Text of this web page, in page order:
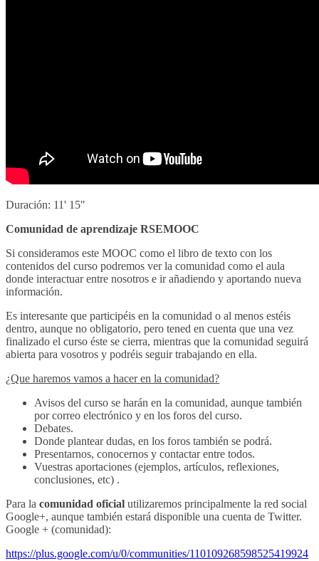
Duración: 11' 15"
Comunidad de aprendizaje RSEMOOC
Si consideramos este MOOC como el libro de texto con los
contenidos del curso podremos ver la comunidad como el aula
donde interactuar entre nosotros e ir añadiendo y aportando nueva
información.
Es interesante que participéis en la comunidad o al menos estéis
dentro, aunque no obligatorio, pero tened en cuenta que una vez
finalizado el curso éste se cierra, mientras que la comunidad seguirá
abierta para vosotros y podréis seguir trabajando en ella.
¿Que haremos vamos a hacer en la comunidad?
Avisos del curso se harán en la comunidad, aunque también
por correo electrónico y en los foros del curso.
Debates.
Donde plantear dudas, en los foros también se podrá.
Presentarnos, conocernos y contactar entre todos.
Vuestras aportaciones (ejemplos, artículos, reflexiones,
conclusiones, etc) .
Para la comunidad oficial utilizaremos principalmente la red social
Google+, aunque también estará disponible una cuenta de Twitter.
Google + (comunidad):
https://plus.google.com/u/0/communities/110109268598525419924